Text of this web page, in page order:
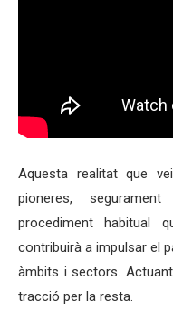
Aquesta realitat que
pioneres,
procediment habitual
contribuirà a impulsar el
àmbits i sectors.
tracció per la resta.